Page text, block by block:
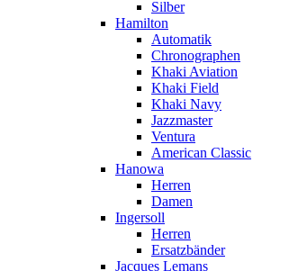
Silber
Hamilton
Automatik
Chronographen
Khaki Aviation
Khaki Field
Khaki Navy
Jazzmaster
Ventura
American Classic
Hanowa
Herren
Damen
Ingersoll
Herren
Ersatzbänder
Jacques Lemans